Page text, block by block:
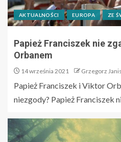
AKTUALNOŚCI EUROPA ZE
Papież Franciszek nie
Orbanem
14 września 2021 Grzegorz
Papież Franciszek i Viktor
niezgody? Papież Franciszek